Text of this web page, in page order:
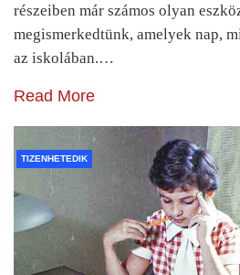
részeiben már számos olyan
megismerkedtünk, amelyek nap,
az iskolában.…
Read More
TIZENHETEDIK